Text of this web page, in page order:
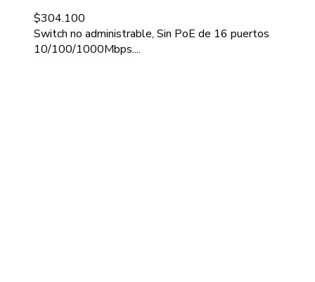
$304.100
Switch no administrable, Sin PoE de 16 puertos
10/100/1000Mbps....